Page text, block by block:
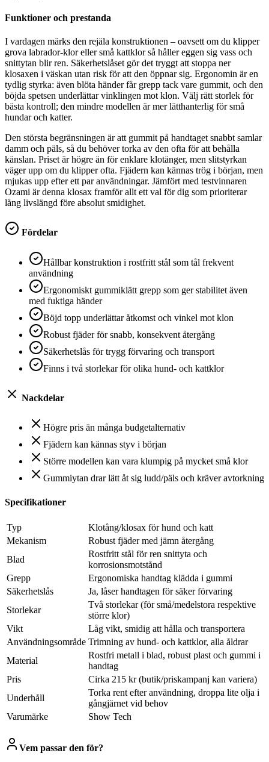
Funktioner och prestanda
I vardagen märks den rejäla konstruktionen – oavsett om du klipper
grova labrador-klor eller små kattklor så håller eggen sig vass och
snittytan blir ren. Säkerhetslåset gör det tryggt att stoppa ner
klosaxen i väskan utan risk för att den öppnar sig. Ergonomin är en
tydlig styrka: även blöta händer får grepp tack vare gummit, och den
böjda spetsen underlättar vinklingen mot klon. Välj rätt storlek för
bästa kontroll; den mindre modellen är mer lätthanterlig för små
hundar och katter.
Den största begränsningen är att gummit på handtaget snabbt samlar
damm och päls, så du behöver torka av den ofta för att behålla
känslan. Priset är högre än för enklare klotänger, men slitstyrkan
väger upp om du klipper ofta. Fjädern kan kännas trög i början, men
mjukas upp efter ett par användningar. Jämfört med testvinnaren
Ozami är denna klosax framför allt ett val för dig som prioriterar
lång livslängd före absolut smidighet.
Fördelar
Hållbar konstruktion i rostfritt stål som tål frekvent
användning
Ergonomiskt gummiklätt grepp som ger stabilitet även
med fuktiga händer
Böjd topp underlättar åtkomst och vinkel mot klon
Robust fjäder för snabb, konsekvent återgång
Säkerhetslås för trygg förvaring och transport
Finns i två storlekar för olika hund- och kattklor
Nackdelar
Högre pris än många budgetalternativ
Fjädern kan kännas styv i början
Större modellen kan vara klumpig på mycket små klor
Gummiytan drar lätt åt sig ludd/päls och kräver avtorkning
Specifikationer
Typ
Klotång/klosax för hund och katt
Mekanism
Robust fjäder med jämn återgång
Blad
Rostfritt stål för ren snittyta och
korrosionsmotstånd
Grepp
Ergonomiska handtag klädda i gummi
Säkerhetslås
Ja, låser handtagen för säker förvaring
Storlekar
Två storlekar (för små/medelstora respektive
större klor)
Vikt
Låg vikt, smidig att hålla och transportera
Användningsområde Trimning av hund- och kattklor, alla åldrar
Material
Rostfri metall i blad, robust plast och gummi i
handtag
Pris
Cirka 215 kr (butik/priskampanj kan variera)
Underhåll
Torka rent efter användning, droppa lite olja i
gångjärnet vid behov
Varumärke
Show Tech
Vem passar den för?